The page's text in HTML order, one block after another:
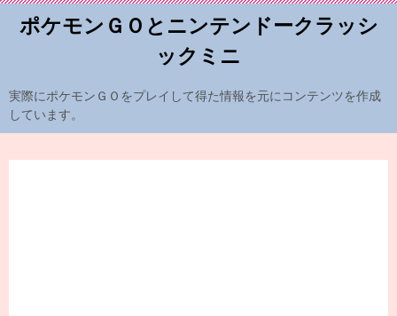
ポケモンＧＯとニンテンドークラッシ
ックミニ
実際にポケモンＧＯをプレイして得た情報を元にコンテンツを作成
しています。